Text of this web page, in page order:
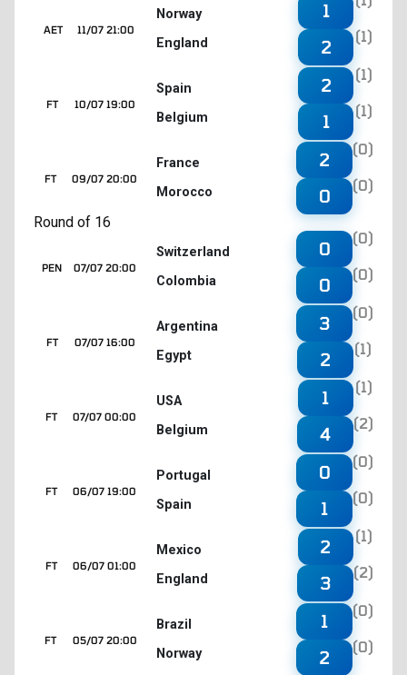
11/07 21:00
AET
Norway
England
1
2
(1)
10/07 19:00
FT
Spain
Belgium
2
(1)
1
(1)
09/07 20:00
FT
France
Morocco
2
(0)
0
(0)
Round of 16
07/07 20:00
PEN
Switzerland
Colombia
0
(0)
0
(0)
07/07 16:00
FT
Argentina
Egypt
3
(0)
2
(1)
07/07 00:00
FT
USA
Belgium
1
(1)
4
(2)
06/07 19:00
FT
Portugal
Spain
0
(0)
1
(0)
06/07 01:00
FT
Mexico
England
2
(1)
3
(2)
05/07 20:00
FT
Brazil
Norway
1
(0)
2
(0)